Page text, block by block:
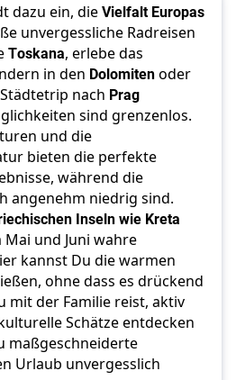
dazu ein, die Vielfalt Europas
unvergessliche Radreisen
Toskana, erlebe das
in den Dolomiten oder
nach
sind grenzenlos.
und die
bieten die perfekte
während die
angenehm niedrig sind.
Inseln wie Kreta
Mai und Juni wahre
kannst Du die warmen
ohne dass es drückend
mit der Familie reist, aktiv
Schätze entdecken
maßgeschneiderte
Urlaub unvergesslich